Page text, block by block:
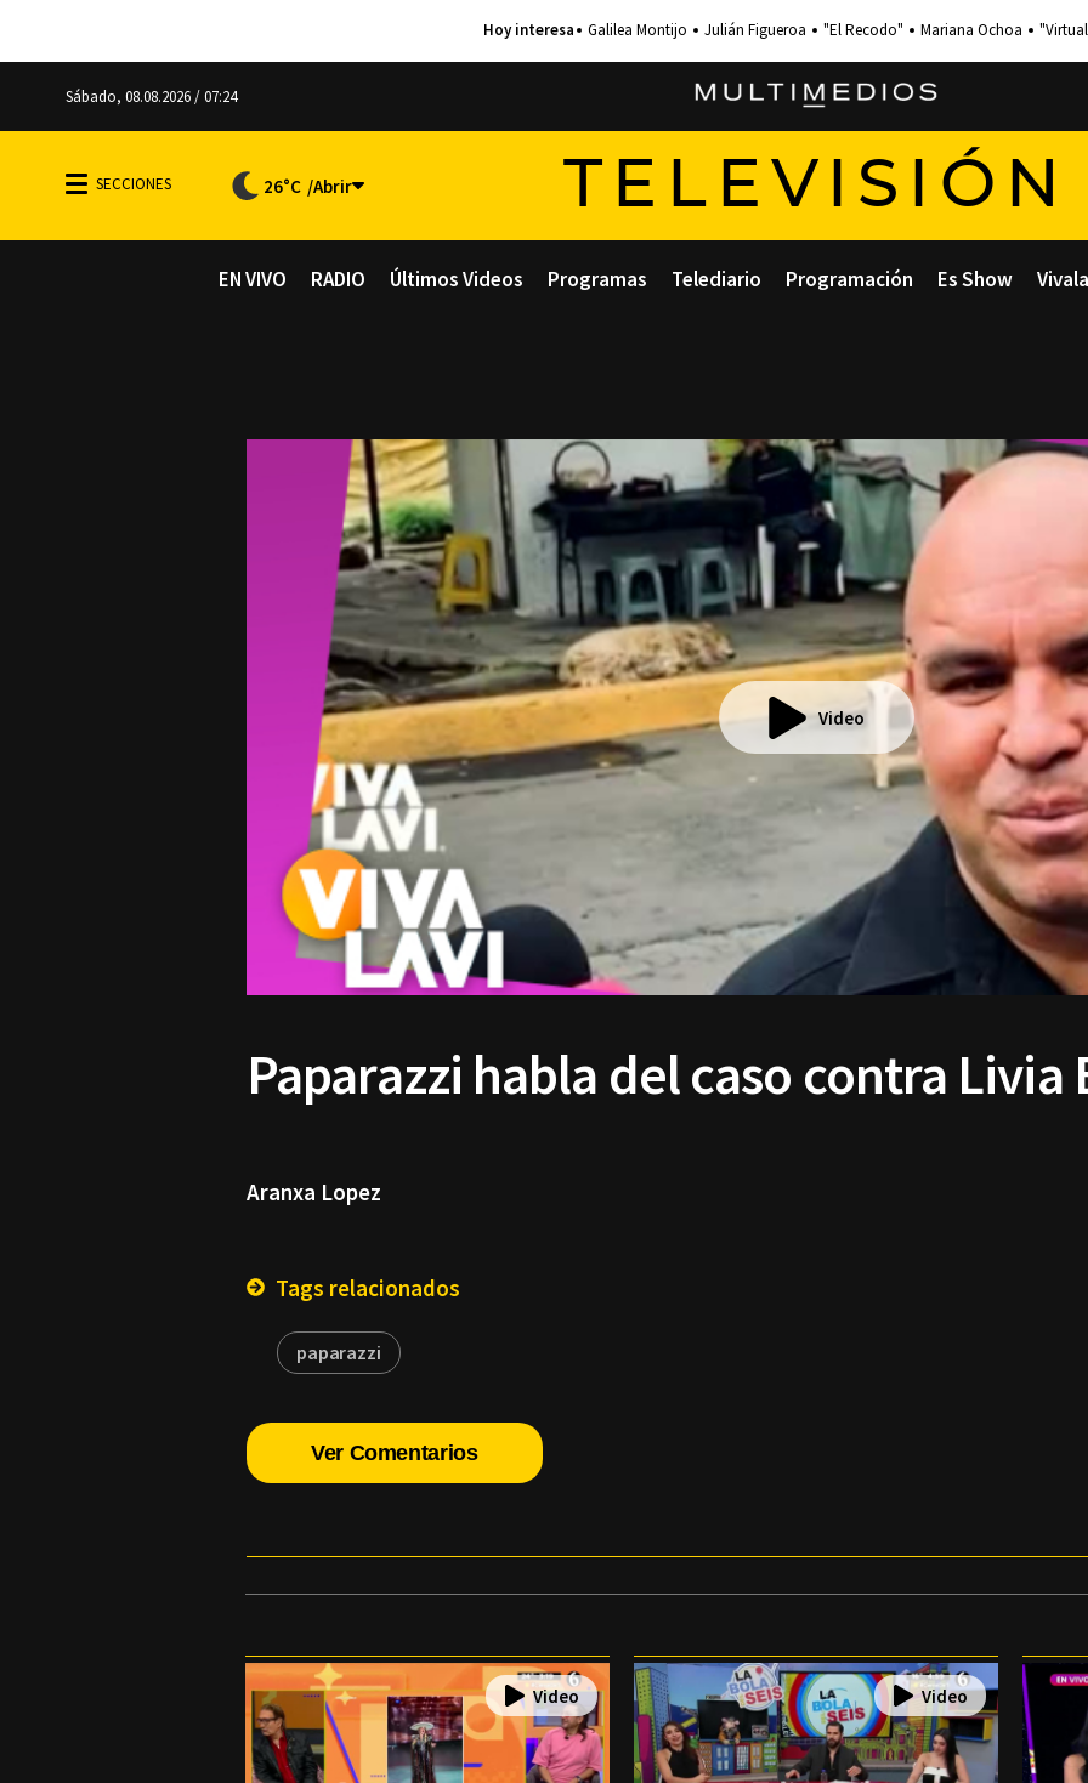
Galilea Montijo Julián Figueroa "El Recodo" Mariana Ochoa
Sábado, 08.08.2026 / 07:24
26°C TELEVISIÓN
EN VIVO RADIO Últimos Videos Programas Telediario Programación Es Show
Video
Paparazzi habla del caso contra Livia
Aranxa Lopez
Tags relacionados
paparazzi
Ver Comentarios